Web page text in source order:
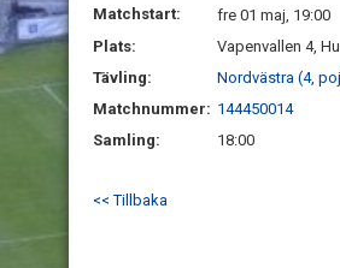
Matchstart:
fre 01 maj, 19:00
Plats:
Vapenvallen 4,
Tävling:
Nordvästra (4,
Matchnummer: 144450014
Samling:
18:00
<< Tillbaka